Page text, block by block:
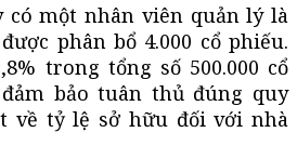
có một nhân viên quản lý là
phân bổ 4.000 cổ phiếu.
trong tổng số 500.000 cổ
bảo tuân thủ đúng quy
về tỷ lệ sở hữu đối với nhà